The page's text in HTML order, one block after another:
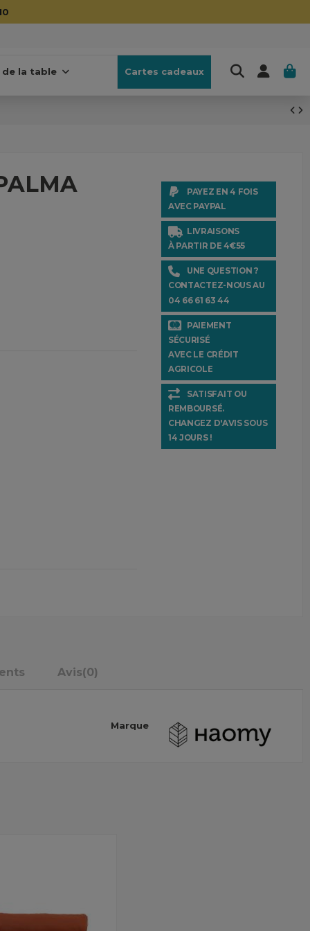
de la table Cartes cadeaux
PAYEZ EN 4 FOIS
AVEC PAYPAL
LIVRAISONS
À PARTIR DE 4€55
UNE QUESTION ?
CONTACTEZ-NOUS AU
04 66 61 63 44
PAIEMENT
SÉCURISÉ
AVEC LE CRÉDIT
AGRICOLE
SATISFAIT OU
REMBOURSÉ.
CHANGEZ D'AVIS SOUS
14 JOURS !
Avis(0)
Marque